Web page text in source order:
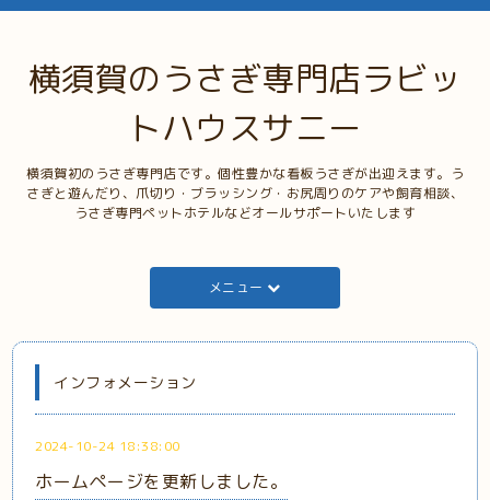
横須賀のうさぎ専門店ラビッ
トハウスサニー
横須賀初のうさぎ専門店です。個性豊かな看板うさぎが出迎えます。う
さぎと遊んだり、爪切り・ブラッシング・お尻周りのケアや飼育相談、
うさぎ専門ペットホテルなどオールサポートいたします
メニュー
インフォメーション
2024-10-24 18:38:00
ホームページを更新しました。